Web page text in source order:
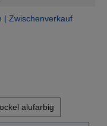
| Zwischenverkauf
alufarbig